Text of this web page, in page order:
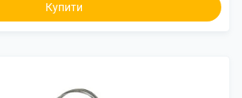
Купити